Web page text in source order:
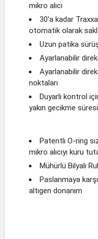
mikro alıcı
30'a kadar
otomatik olarak
Uzun patika
Ayarlanabilir
Ayarlanabilir
noktaları
Duyarlı kontrol
yakın gecikme süresi
Patentli O-ring
mikro alıcıyı kuru
Mühürlü Bilyalı
Paslanmaya
altıgen donanım